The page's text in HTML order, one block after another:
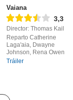
Vaiana
3,3
Director: Thomas Kail
Reparto Catherine
Laga'aia, Dwayne
Johnson, Rena Owen
Tráiler